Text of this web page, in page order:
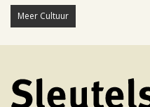
Meer Cultuur